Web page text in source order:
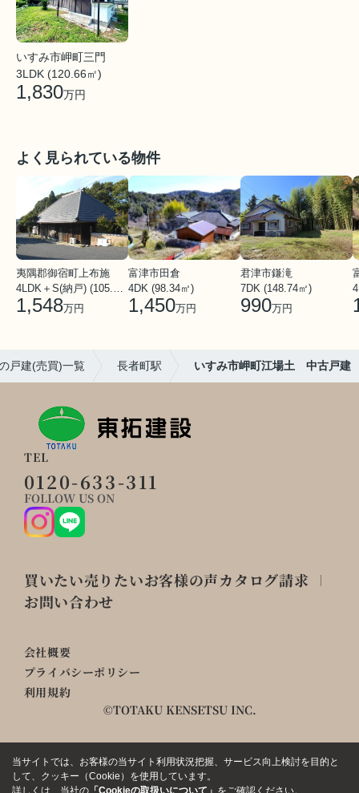
いすみ市岬町三門
3LDK (120.66㎡)
1,830万円
よく見られている物件
夷隅郡御宿町上布施
4LDK＋S(納戸) (105.65㎡)
1,548万円
富津市田倉
4DK (98.34㎡)
1,450万円
君津市鎌滝
7DK (148.74㎡)
990万円
戸建(売買)一覧 長者町駅 いすみ市岬町江場土 中古戸建
TEL
0120-633-311
FOLLOW US ON
買いたい売りたいお客様の声カタログ請求
お問い合わせ
会社概要
プライバシーポリシー
利用規約
©TOTAKU KENSETSU INC.
当サイトでは、お客様の当サイト利用状況把握、サービス向上検討を目的と
して、クッキー（Cookie）を使用しています。
詳しくは、当社の 「Cookieの取扱いについて」 をご確認ください。